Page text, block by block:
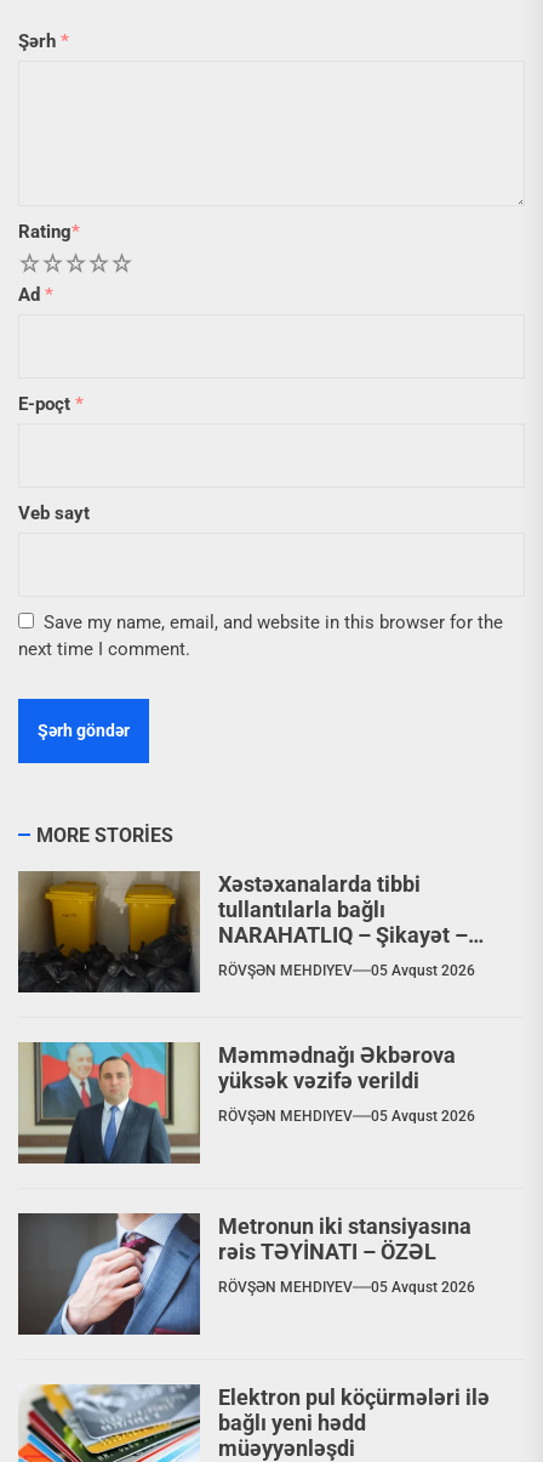
Şərh *
Rating*
5
4
3
2
Ad *
E-poçt *
Veb sayt
Save my name, email, and website in this browser for the
next time I comment.
MORE STORIES
Xəstəxanalarda tibbi
tullantılarla bağlı
NARAHATLIQ – Şikayət –
VİDEO
RÖVŞƏN MEHDIYEV 05 Avqust 2026
Məmmədnağı Əkbərova
yüksək vəzifə verildi
RÖVŞƏN MEHDIYEV 05 Avqust 2026
Metronun iki stansiyasına
rəis TƏYİNATI – ÖZƏL
RÖVŞƏN MEHDIYEV 05 Avqust 2026
Elektron pul köçürmələri ilə
bağlı yeni hədd
müəyyənləşdi